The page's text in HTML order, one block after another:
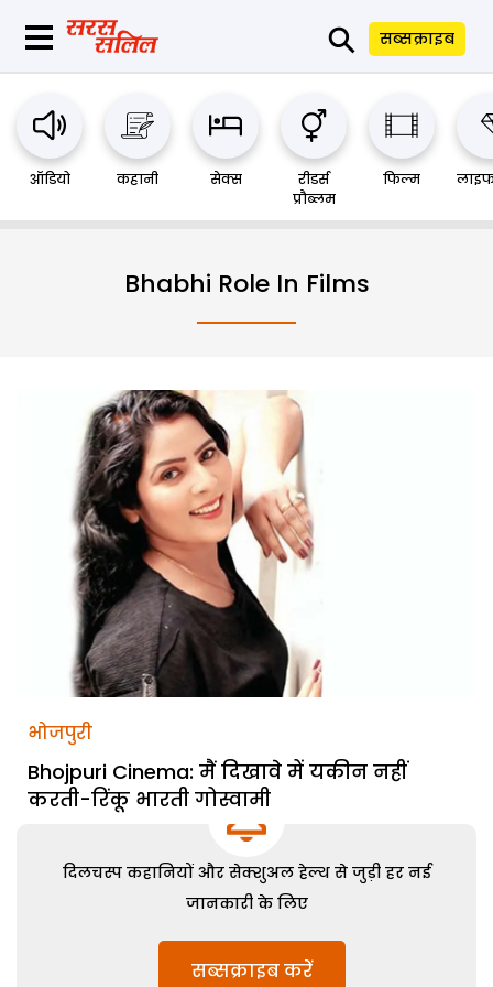
⚲ सब्सक्राइब
ऑडियो कहानी सेक्स
रीडर्स
प्रौब्लम
फिल्म
Bhabhi Role In Films
भोजपुरी
Bhojpuri Cinema: मैं दिखावे में यकीन नहीं
करती-रिंकू भारती गोस्वामी
दिलचस्प कहानियों और सेक्शुअल हेल्थ से जुड़ी हर नई
जानकारी के लिए
सब्सक्राइब करें